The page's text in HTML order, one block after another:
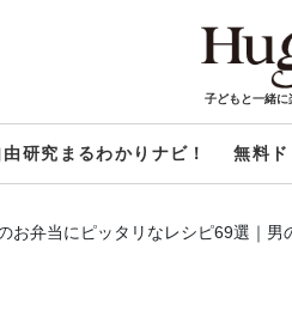
子どもと一緒に
研究まるわかりナビ！ 無料
お弁当にピッタリなレシピ69選｜